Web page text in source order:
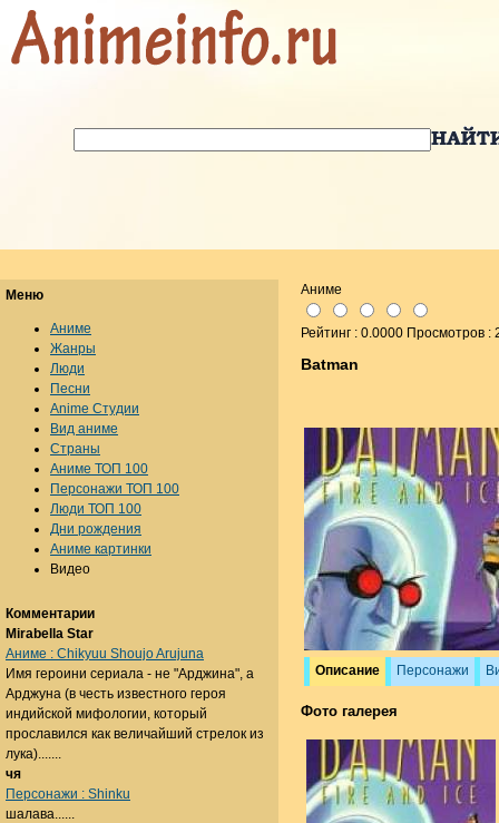
Аниме
Рейтинг : 0.0000 Просмотров :
Batman
Описание Персонажи
Фото галерея
Меню
Аниме
Жанры
Люди
Песни
Anime Студии
Вид аниме
Страны
Аниме ТОП 100
Персонажи ТОП 100
Люди ТОП 100
Дни рождения
Аниме картинки
Видео
Комментарии
Mirabella Star
Аниме : Chikyuu Shoujo Arujuna
Имя героини сериала - не "Арджина", а
Арджуна (в честь известного героя
индийской мифологии, который
прославился как величайший стрелок из
лука).......
чя
Персонажи : Shinku
шалава......